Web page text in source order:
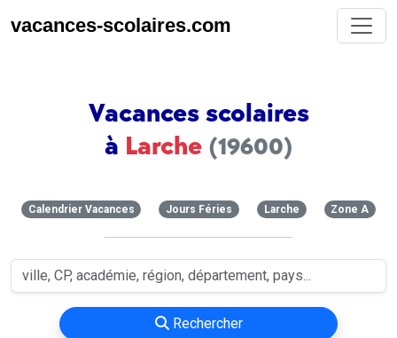
vacances-scolaires.com
Vacances scolaires
à Larche (19600)
Calendrier Vacances Jours Féries Larche Zone A
Rechercher